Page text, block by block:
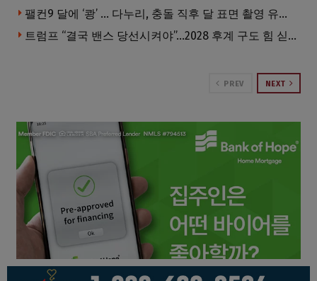
팰컨9 달에 ‘쾅’ … 다누리, 충돌 직후 달 표면 촬영 유일 탐사선
트럼프 “결국 밴스 당선시켜야”…2028 후계 구도 힘 싣나
PREV NEXT